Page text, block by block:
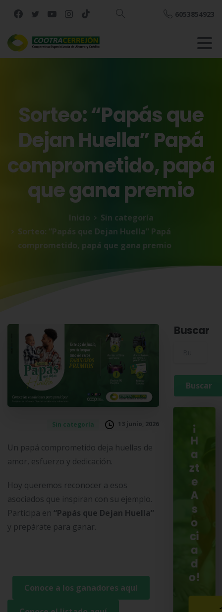
Buscar
6053854923
Sorteo:“Papásque
DejanHuella”Papá
comprometido,papá
queganapremio
Inicio
Sin categoría
Sorteo: “Papás que Dejan Huella” Papá
comprometido, papá que gana premio
Sin categoría 13 junio, 2026
Un papá comprometido deja huellas de
amor, esfuerzo y dedicación.
Hoy queremos reconocer a esos
asociados que inspiran con su ejemplo.
Participa en “Papás que Dejan Huella”
y prepárate para ganar.
Conoce a los ganadores aquí
Buscar
¡
H
a
zt
e
A
s
o
ci
a
d
o!